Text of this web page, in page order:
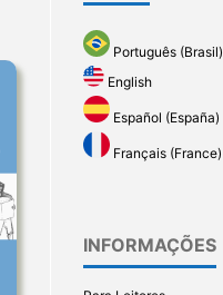
Português (Brasil)
English
Español (España)
Français (France)
INFORMAÇÕES